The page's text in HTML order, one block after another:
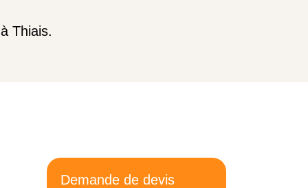
Thiais.
Demande de devis